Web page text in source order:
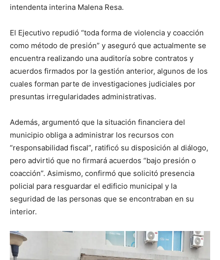
intendenta interina Malena Resa.
El Ejecutivo repudió “toda forma de violencia y coacción
como método de presión” y aseguró que actualmente se
encuentra realizando una auditoría sobre contratos y
acuerdos firmados por la gestión anterior, algunos de los
cuales forman parte de investigaciones judiciales por
presuntas irregularidades administrativas.
Además, argumentó que la situación financiera del
municipio obliga a administrar los recursos con
“responsabilidad fiscal”, ratificó su disposición al diálogo,
pero advirtió que no firmará acuerdos “bajo presión o
coacción”. Asimismo, confirmó que solicitó presencia
policial para resguardar el edificio municipal y la
seguridad de las personas que se encontraban en su
interior.